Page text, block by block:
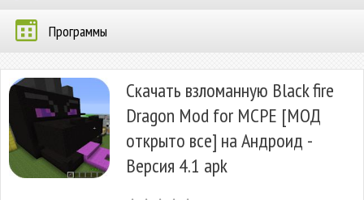
Программы
Скачать взломанную Black fire
Dragon Mod for MCPE [МОД
открыто все] на Андроид -
Версия 4.1 apk